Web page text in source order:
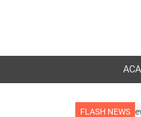
FLASH NEWS
apropiații „la revedere” de la…